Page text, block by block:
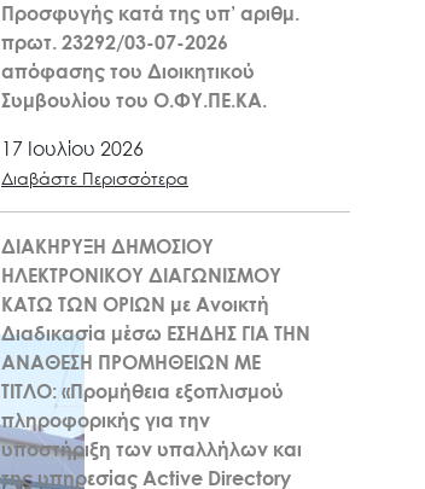
Προσφυγής κατά της υπ’ αριθμ.
πρωτ. 23292/03-07-2026
απόφασης του Διοικητικού
Συμβουλίου του Ο.ΦΥ.ΠΕ.ΚΑ.
17 Ιουλίου 2026
Διαβάστε Περισσότερα
ΔΙΑΚΗΡΥΞΗ ΔΗΜΟΣΙΟΥ
ΗΛΕΚΤΡΟΝΙΚΟΥ ΔΙΑΓΩΝΙΣΜΟΥ
ΚΑΤΩ ΤΩΝ ΟΡΙΩΝ με Ανοικτή
Διαδικασία μέσω ΕΣΗΔΗΣ ΓΙΑ ΤΗΝ
ΑΝΑΘΕΣΗ ΠΡΟΜΗΘΕΙΩΝ ΜΕ
ΤΙΤΛΟ: «Προμήθεια εξοπλισμού
πληροφορικής για την
υποστήριξη των υπαλλήλων και
της υπηρεσίας Active Directory